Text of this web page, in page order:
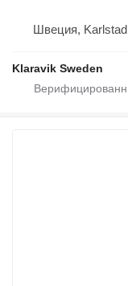
Швеция, Karlstad
Klaravik Sweden